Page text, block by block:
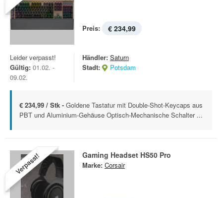
Preis: € 234,99
Leider verpasst!
Gültig: 01.02. -
09.02.
Händler: Saturn
Stadt:
Potsdam
€ 234,99 / Stk - Goldene Tastatur mit Double-Shot-Keycaps aus
PBT und Aluminium-Gehäuse Optisch-Mechanische Schalter ...
Verpasst! Gaming Headset HS50 Pro
Marke: Corsair